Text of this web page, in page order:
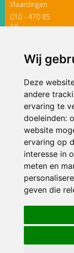
Wij
Deze
andere
ervaring te
doeleinden:
website
ervaring op
interesse in
meten en
geven die
Vlaardingen
010 - 470 85
16
© 2026
Privacy policy|